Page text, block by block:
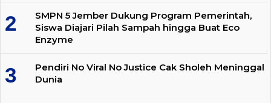
SMPN 5 Jember Dukung Program Pemerintah,
Siswa Diajari Pilah Sampah hingga Buat Eco
Enzyme
Pendiri No Viral No Justice Cak Sholeh Meninggal
Dunia